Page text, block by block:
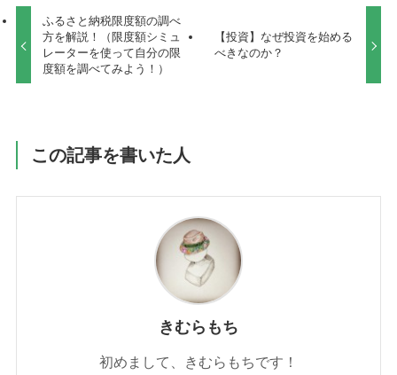
ふるさと納税限度額の調べ
方を解説！（限度額シミュ
レーターを使って自分の限
度額を調べてみよう！）
【投資】なぜ投資を始める
べきなのか？
この記事を書いた人
きむらもち
初めまして、きむらもちです！